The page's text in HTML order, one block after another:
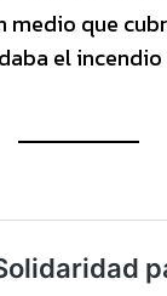
medio que
el incendio